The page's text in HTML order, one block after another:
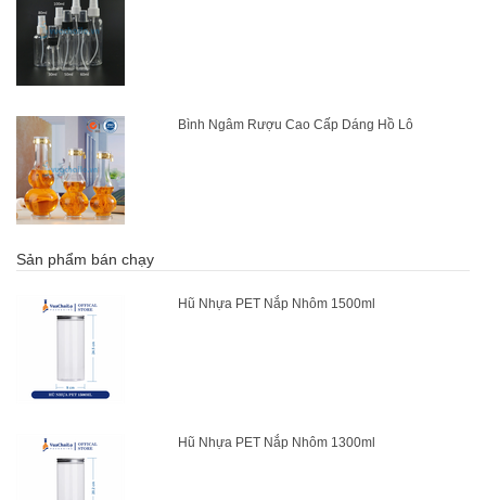
Bình Ngâm Rượu Cao Cấp Dáng Hồ Lô
Sản phẩm bán chạy
Hũ Nhựa PET Nắp Nhôm 1500ml
Hũ Nhựa PET Nắp Nhôm 1300ml